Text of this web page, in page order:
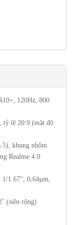
120Hz, 800
tỷ lệ 20:9 (mật độ
khung nhôm
Realme 4.0
1/1.67", 0,64µm,
(siêu rộng)